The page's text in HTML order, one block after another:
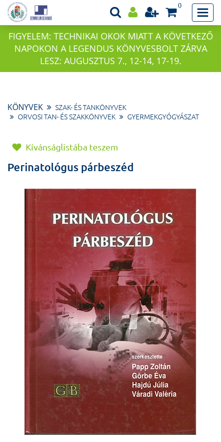
0
FIGYELEM: TECHNIKAI OKOK MIATT A KÖVETKEZŐ
NAPOKON A LEGENDUS KÖNYVESBOLT ZÁRVA
LESZ: AUGUSZTUS 7., 12-14, 17-19.
KÖNYVEK
SZAK- ÉS TANKÖNYVEK
ORVOSI TAN- ÉS SZAKKÖNYVEK
GYERMEKGYÓGYÁSZAT
Kívánságlistába teszem
Perinatológus párbeszéd